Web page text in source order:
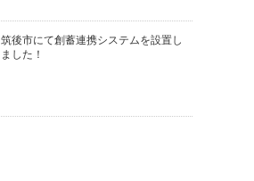
筑後市にて創蓄連携システムを設置し
ました！